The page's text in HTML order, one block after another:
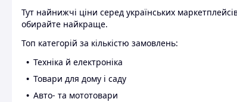
Тут найнижчі ціни серед українських
обирайте найкраще.
Топ категорій за кількістю замовлень:
Техніка й електроніка
Товари для дому і саду
Авто- та мототовари